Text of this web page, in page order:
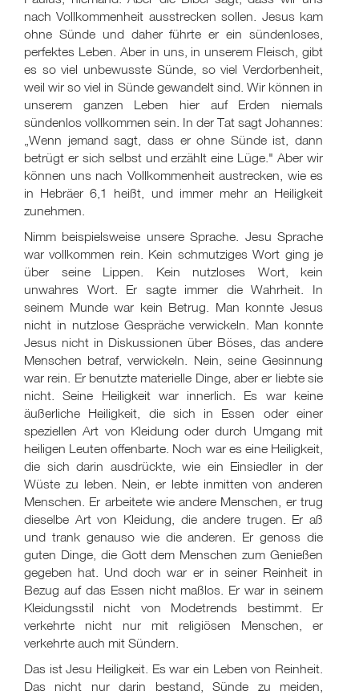
nach Vollkommenheit ausstrecken sollen. Jesus kam
ohne Sünde und daher führte er ein sündenloses,
perfektes Leben. Aber in uns, in unserem Fleisch, gibt
es so viel unbewusste Sünde, so viel Verdorbenheit,
weil wir so viel in Sünde gewandelt sind. Wir können in
unserem ganzen Leben hier auf Erden niemals
sündenlos vollkommen sein. In der Tat sagt Johannes:
„Wenn jemand sagt, dass er ohne Sünde ist, dann
betrügt er sich selbst und erzählt eine Lüge." Aber wir
können uns nach Vollkommenheit austrecken, wie es
in Hebräer 6,1 heißt, und immer mehr an Heiligkeit
zunehmen.
Nimm beispielsweise unsere Sprache. Jesu Sprache
war vollkommen rein. Kein schmutziges Wort ging je
über seine Lippen. Kein nutzloses Wort, kein
unwahres Wort. Er sagte immer die Wahrheit. In
seinem Munde war kein Betrug. Man konnte Jesus
nicht in nutzlose Gespräche verwickeln. Man konnte
Jesus nicht in Diskussionen über Böses, das andere
Menschen betraf, verwickeln. Nein, seine Gesinnung
war rein. Er benutzte materielle Dinge, aber er liebte sie
nicht. Seine Heiligkeit war innerlich. Es war keine
äußerliche Heiligkeit, die sich in Essen oder einer
speziellen Art von Kleidung oder durch Umgang mit
heiligen Leuten offenbarte. Noch war es eine Heiligkeit,
die sich darin ausdrückte, wie ein Einsiedler in der
Wüste zu leben. Nein, er lebte inmitten von anderen
Menschen. Er arbeitete wie andere Menschen, er trug
dieselbe Art von Kleidung, die andere trugen. Er aß
und trank genauso wie die anderen. Er genoss die
guten Dinge, die Gott dem Menschen zum Genießen
gegeben hat. Und doch war er in seiner Reinheit in
Bezug auf das Essen nicht maßlos. Er war in seinem
Kleidungsstil nicht von Modetrends bestimmt. Er
verkehrte nicht nur mit religiösen Menschen, er
verkehrte auch mit Sündern.
Das ist Jesu Heiligkeit. Es war ein Leben von Reinheit.
Das nicht nur darin bestand, Sünde zu meiden,